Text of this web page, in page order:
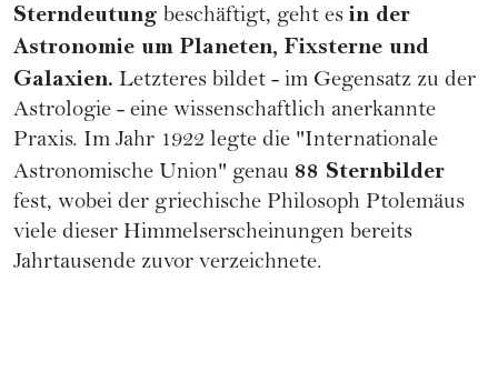
Sterndeutung beschäftigt, geht es in der
Astronomie um Planeten, Fixsterne und
Galaxien. Letzteres bildet - im Gegensatz zu der
Astrologie - eine wissenschaftlich anerkannte
Praxis. Im Jahr 1922 legte die "Internationale
Astronomische Union" genau 88 Sternbilder
fest, wobei der griechische Philosoph Ptolemäus
viele dieser Himmelserscheinungen bereits
Jahrtausende zuvor verzeichnete.